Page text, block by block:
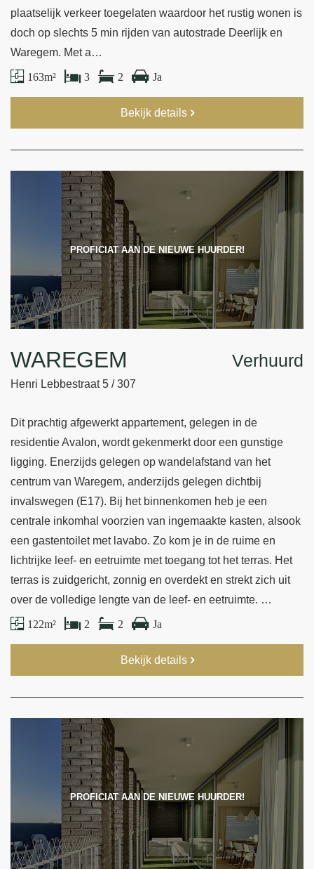
plaatselijk verkeer toegelaten waardoor het rustig wonen is
doch op slechts 5 min rijden van autostrade Deerlijk en
Waregem. Met a…
163 m² 3 2 Ja
Bekijk details
PROFICIAT AAN DE NIEUWE HUURDER!
WAREGEM
Henri Lebbestraat 5 / 307
Verhuurd
Dit prachtig afgewerkt appartement, gelegen in de
residentie Avalon, wordt gekenmerkt door een gunstige
ligging. Enerzijds gelegen op wandelafstand van het
centrum van Waregem, anderzijds gelegen dichtbij
invalswegen (E17). Bij het binnenkomen heb je een
centrale inkomhal voorzien van ingemaakte kasten, alsook
een gastentoilet met lavabo. Zo kom je in de ruime en
lichtrijke leef- en eetruimte met toegang tot het terras. Het
terras is zuidgericht, zonnig en overdekt en strekt zich uit
over de volledige lengte van de leef- en eetruimte. …
122 m² 2 2 Ja
Bekijk details
PROFICIAT AAN DE NIEUWE HUURDER!